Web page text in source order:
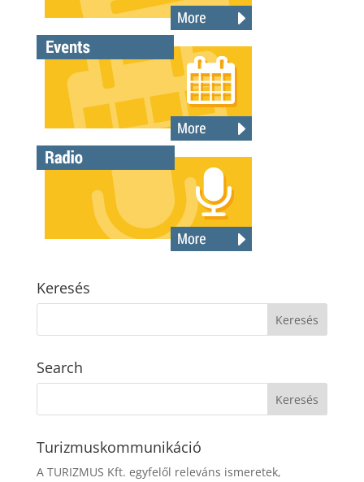
Keresés
Search
Turizmuskommunikáció
A TURIZMUS Kft. egyfelől releváns ismeretek,